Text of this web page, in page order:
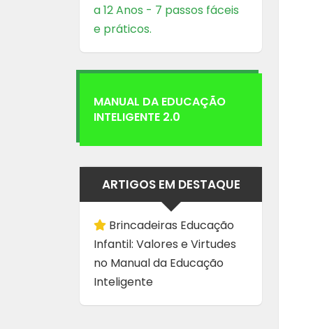
a 12 Anos - 7 passos fáceis
e práticos.
MANUAL DA EDUCAÇÃO
INTELIGENTE 2.0
ARTIGOS EM DESTAQUE
Brincadeiras Educação
Infantil: Valores e Virtudes
no Manual da Educação
Inteligente